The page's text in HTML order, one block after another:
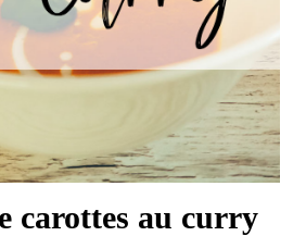
carottes au curry